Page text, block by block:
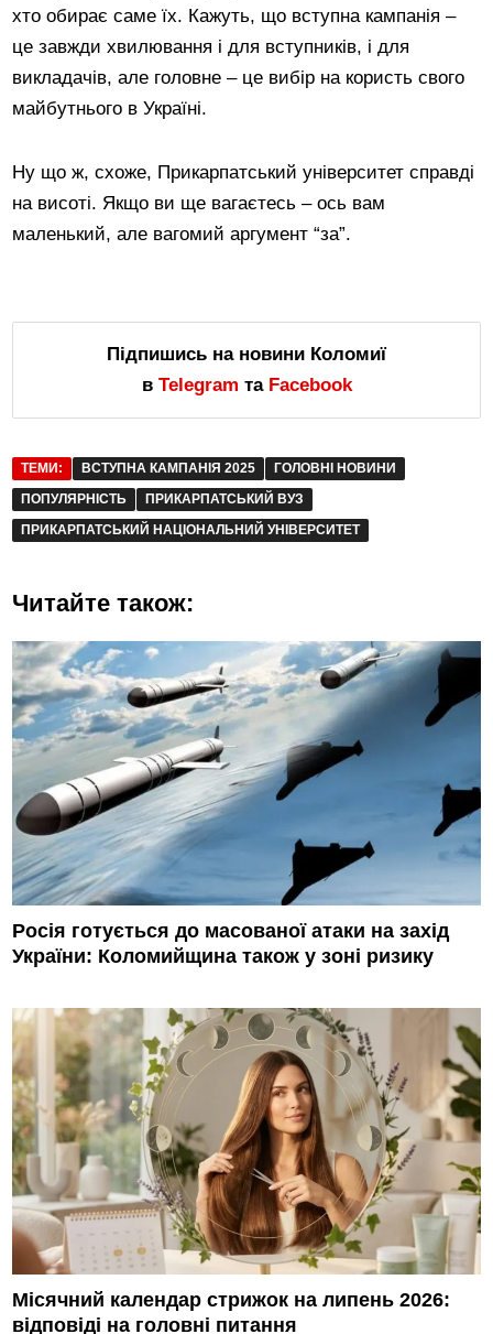
хто обирає саме їх. Кажуть, що вступна кампанія –
це завжди хвилювання і для вступників, і для
викладачів, але головне – це вибір на користь свого
майбутнього в Україні.
Ну що ж, схоже, Прикарпатський університет справді
на висоті. Якщо ви ще вагаєтесь – ось вам
маленький, але вагомий аргумент “за”.
Підпишись на новини Коломиї
в Telegram та Facebook
ТЕМИ: ВСТУПНА КАМПАНІЯ 2025
ГОЛОВНІ НОВИНИ
ПОПУЛЯРНІСТЬ
ПРИКАРПАТСЬКИЙ ВУЗ
ПРИКАРПАТСЬКИЙ НАЦІОНАЛЬНИЙ УНІВЕРСИТЕТ
Читайте також:
Росія готується до масованої атаки на захід
України: Коломийщина також у зоні ризику
Місячний календар стрижок на липень 2026:
відповіді на головні питання